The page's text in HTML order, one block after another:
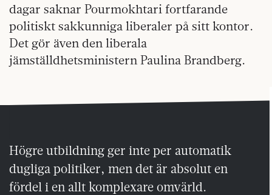
dagar saknar Pourmokhtari fortfarande
politiskt sakkunniga liberaler på sitt kontor.
Det gör även den liberala
jämställdhetsministern Paulina Brandberg.
Högre utbildning ger inte per automatik
dugliga politiker, men det är absolut en
fördel i en allt komplexare omvärld.